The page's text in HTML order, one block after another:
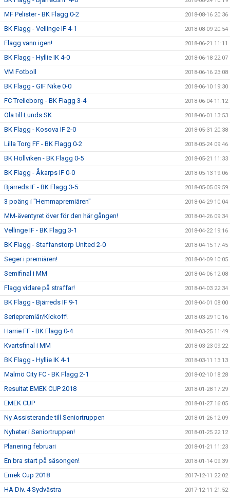
MF Pelister - BK Flagg 0-2 2018-08-16 20:36
BK Flagg - Vellinge IF 4-1 2018-08-09 20:54
Flagg vann igen! 2018-06-21 11:11
BK Flagg - Hyllie IK 4-0 2018-06-18 22:07
VM Fotboll 2018-06-16 23:08
BK Flagg - GIF Nike 0-0 2018-06-10 19:30
FC Trelleborg - BK Flagg 3-4 2018-06-04 11:12
Ola till Lunds SK 2018-06-01 13:53
BK Flagg - Kosova IF 2-0 2018-05-31 20:38
Lilla Torg FF - BK Flagg 0-2 2018-05-24 09:46
BK Höllviken - BK Flagg 0-5 2018-05-21 11:33
BK Flagg - Åkarps IF 0-0 2018-05-13 19:06
Bjärreds IF - BK Flagg 3-5 2018-05-05 09:59
3 poäng i "Hemmapremiären" 2018-04-29 10:04
MM-äventyret över för den här gången! 2018-04-26 09:34
Vellinge IF - BK Flagg 3-1 2018-04-22 19:16
BK Flagg - Staffanstorp United 2-0 2018-04-15 17:45
Seger i premiären! 2018-04-09 10:05
Semifinal i MM 2018-04-06 12:08
Flagg vidare på straffar! 2018-04-03 22:34
BK Flagg - Bjärreds IF 9-1 2018-04-01 08:00
Seriepremiär/Kickoff! 2018-03-29 10:16
Harrie FF - BK Flagg 0-4 2018-03-25 11:49
Kvartsfinal i MM 2018-03-23 09:22
BK Flagg - Hyllie IK 4-1 2018-03-11 13:13
Malmö City FC - BK Flagg 2-1 2018-02-10 18:28
Resultat EMEK CUP 2018 2018-01-28 17:29
EMEK CUP 2018-01-27 16:05
Ny Assisterande till Seniortruppen 2018-01-26 12:09
Nyheter i Seniortruppen! 2018-01-25 22:12
Planering februari 2018-01-21 11:23
En bra start på säsongen! 2018-01-14 09:39
Emek Cup 2018 2017-12-11 22:02
HA Div. 4 Sydvästra 2017-12-11 21:52